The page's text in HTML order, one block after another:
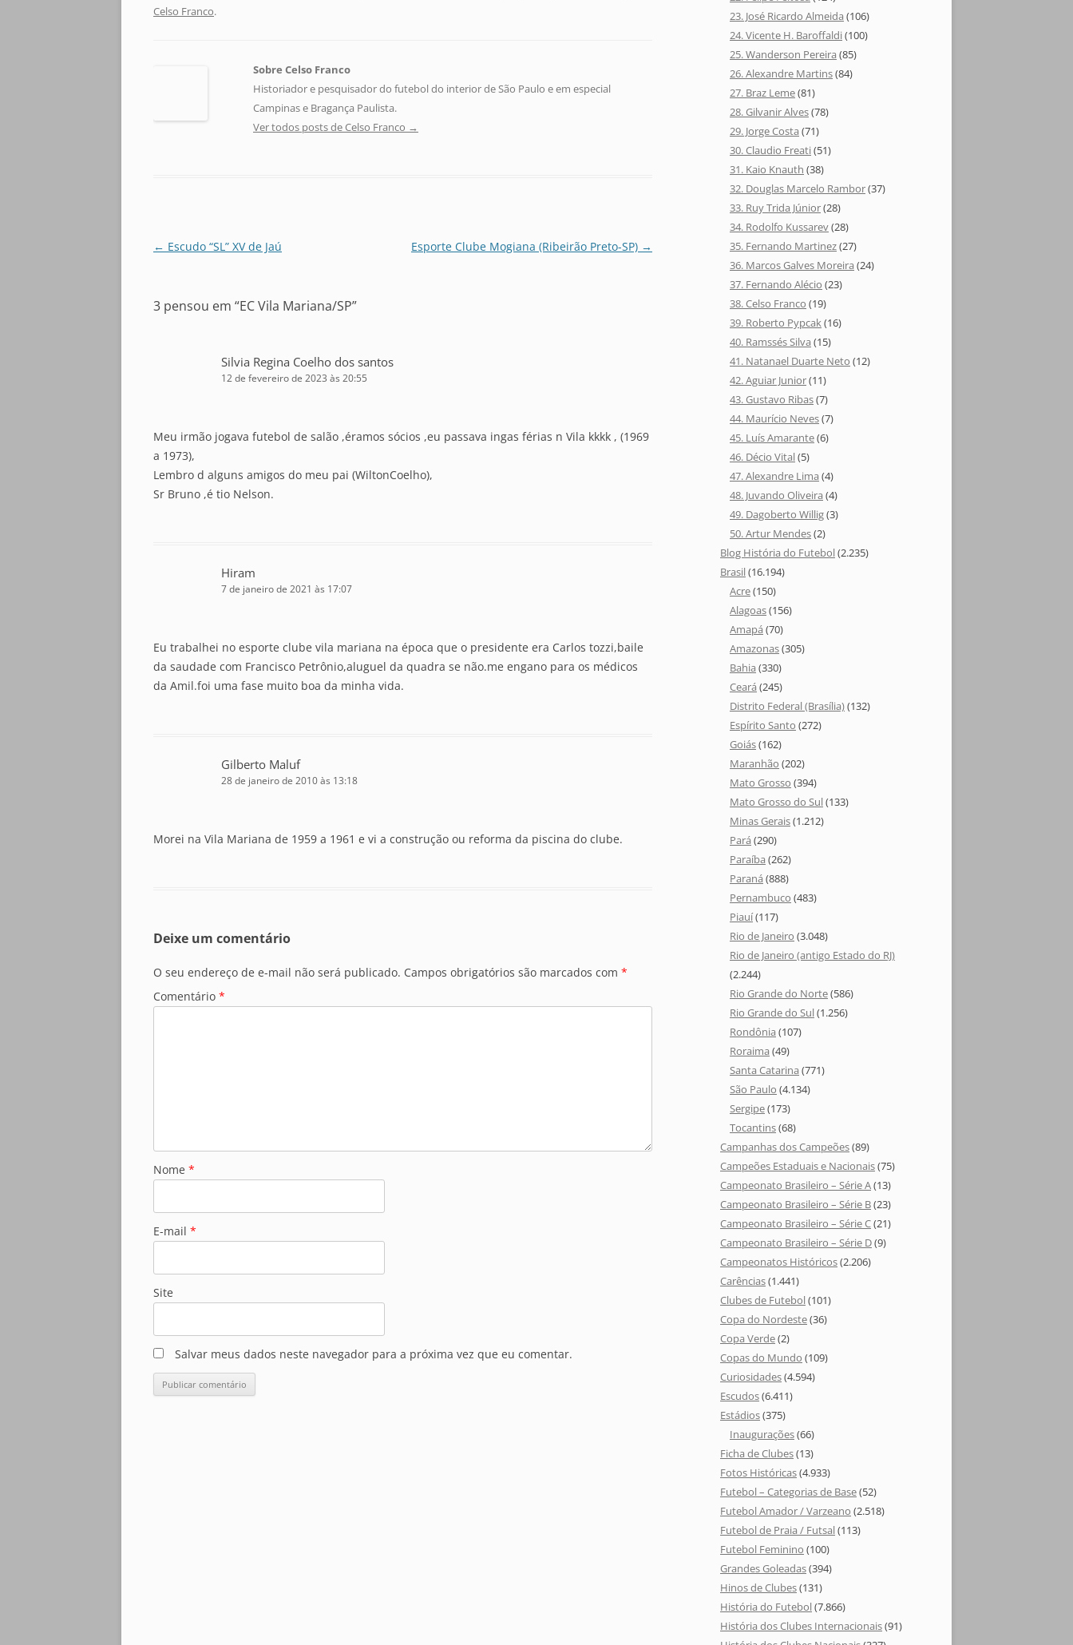
Celso Franco.
Sobre Celso Franco
Historiador e pesquisador do futebol do interior de São Paulo e em especial
Campinas e Bragança Paulista.
Ver todos posts de Celso Franco →
Navegação
← Escudo “SL” XV de Jaú Esporte Clube Mogiana (Ribeirão Preto-SP) →
3 pensou em “EC Vila Mariana/SP”
Silvia Regina Coelho dos santos
12 de fevereiro de 2023 às 20:55
Meu irmão jogava futebol de salão ,éramos sócios ,eu passava ingas férias n Vila kkkk , (1969
a 1973),
Lembro d alguns amigos do meu pai (WiltonCoelho),
Sr Bruno ,é tio Nelson.
Hiram
7 de janeiro de 2021 às 17:07
Eu trabalhei no esporte clube vila mariana na época que o presidente era Carlos tozzi,baile
da saudade com Francisco Petrônio,aluguel da quadra se não.me engano para os médicos
da Amil.foi uma fase muito boa da minha vida.
Gilberto Maluf
28 de janeiro de 2010 às 13:18
Morei na Vila Mariana de 1959 a 1961 e vi a construção ou reforma da piscina do clube.
Deixe um comentário
O seu endereço de e-mail não será publicado. Campos obrigatórios são marcados com *
Comentário *
Nome *
E-mail *
Site
Salvar meus dados neste navegador para a próxima vez que eu comentar.
23. José Ricardo Almeida (106)
24. Vicente H. Baroffaldi(100)
25. Wanderson Pereira (85)
26. Alexandre Martins(84)
27. Braz Leme(81)
28. Gilvanir Alves(78)
29. Jorge Costa (71)
30. Claudio Freati(51)
31. Kaio Knauth (38)
32. Douglas Marcelo Rambor(37)
33. Ruy Trida Júnior(28)
34. Rodolfo Kussarev(28)
35. Fernando Martinez(27)
36. Marcos Galves Moreira (24)
37. Fernando Alécio (23)
38. Celso Franco (19)
39. Roberto Pypcak(16)
40. Ramssés Silva (15)
41. Natanael Duarte Neto (12)
42. Aguiar Junior(11)
43. Gustavo Ribas(7)
44. Maurício Neves(7)
45. Luís Amarante(6)
46. Décio Vital(5)
47. Alexandre Lima (4)
48. Juvando Oliveira (4)
49. Dagoberto Willig(3)
50. Artur Mendes(2)
Blog História do Futebol(2.235)
Brasil(16.194)
Acre(150)
Alagoas(156)
Amapá (70)
Amazonas(305)
Bahia (330)
Ceará (245)
Distrito Federal (Brasília)(132)
Espírito Santo (272)
Goiás(162)
Maranhão (202)
Mato Grosso (394)
Mato Grosso do Sul(133)
Minas Gerais(1.212)
Pará (290)
Paraíba (262)
Paraná (888)
Pernambuco (483)
Piauí(117)
Rio de Janeiro (3.048)
Rio de Janeiro (antigo Estado do RJ)
(2.244)
Rio Grande do Norte(586)
Rio Grande do Sul(1.256)
Rondônia (107)
Roraima (49)
Santa Catarina (771)
São Paulo (4.134)
Sergipe(173)
Tocantins(68)
Campanhas dos Campeões(89)
Campeões Estaduais e Nacionais(75)
Campeonato Brasileiro – Série A(13)
Campeonato Brasileiro – Série B(23)
Campeonato Brasileiro – Série C(21)
Campeonato Brasileiro – Série D(9)
Campeonatos Históricos(2.206)
Carências(1.441)
Clubes de Futebol(101)
Copa do Nordeste(36)
Copa Verde(2)
Copas do Mundo (109)
Curiosidades(4.594)
Escudos(6.411)
Estádios(375)
Inaugurações(66)
Ficha de Clubes(13)
Fotos Históricas(4.933)
Futebol – Categorias de Base(52)
Futebol Amador / Varzeano (2.518)
Futebol de Praia / Futsal(113)
Futebol Feminino (100)
Grandes Goleadas(394)
Hinos de Clubes(131)
História do Futebol(7.866)
História dos Clubes Internacionais(91)